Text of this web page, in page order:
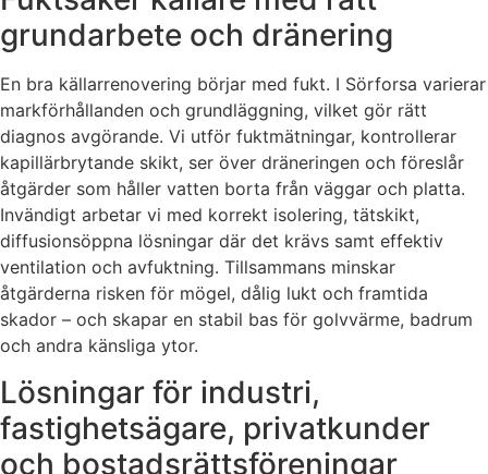
grundarbete och dränering
En bra källarrenovering börjar med fukt. I Sörforsa varierar
markförhållanden och grundläggning, vilket gör rätt
diagnos avgörande. Vi utför fuktmätningar, kontrollerar
kapillärbrytande skikt, ser över dräneringen och föreslår
åtgärder som håller vatten borta från väggar och platta.
Invändigt arbetar vi med korrekt isolering, tätskikt,
diffusionsöppna lösningar där det krävs samt effektiv
ventilation och avfuktning. Tillsammans minskar
åtgärderna risken för mögel, dålig lukt och framtida
skador – och skapar en stabil bas för golvvärme, badrum
och andra känsliga ytor.
Lösningar för industri,
fastighetsägare, privatkunder
och bostadsrättsföreningar